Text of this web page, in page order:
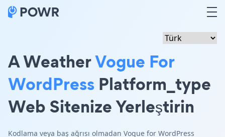
A WeatherVogue For
WordPress Platform_type
Web Sitenize Yerleştirin
Kodlama veya baş ağrısı olmadan Vogue for WordPress